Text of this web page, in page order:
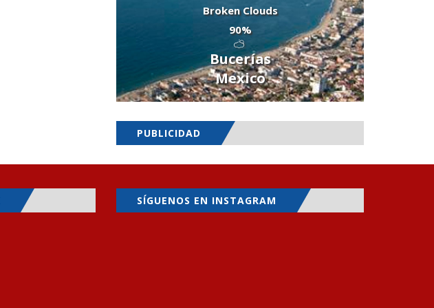
Broken Clouds
90%
Bucerías
Mexico
PUBLICIDAD
SÍGUENOS EN INSTAGRAM